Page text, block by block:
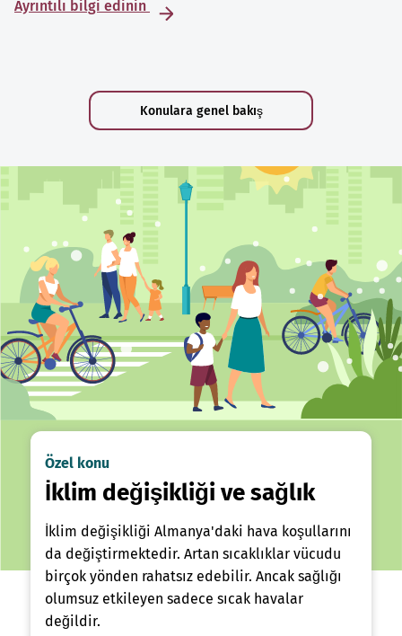
Ayrıntılı bilgi edinin
Konulara genel bakış
Özel konu
İklim değişikliği ve sağlık
İklim değişikliği Almanya'daki hava koşullarını
da değiştirmektedir. Artan sıcaklıklar vücudu
birçok yönden rahatsız edebilir. Ancak sağlığı
olumsuz etkileyen sadece sıcak havalar
değildir.